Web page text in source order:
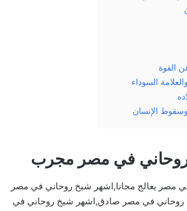
في مصر مجرب
مصر يعالج مجانا,اشهر شيخ روحاني في مصر
روحاني في مصر صادق,اشهر شيخ روحاني في